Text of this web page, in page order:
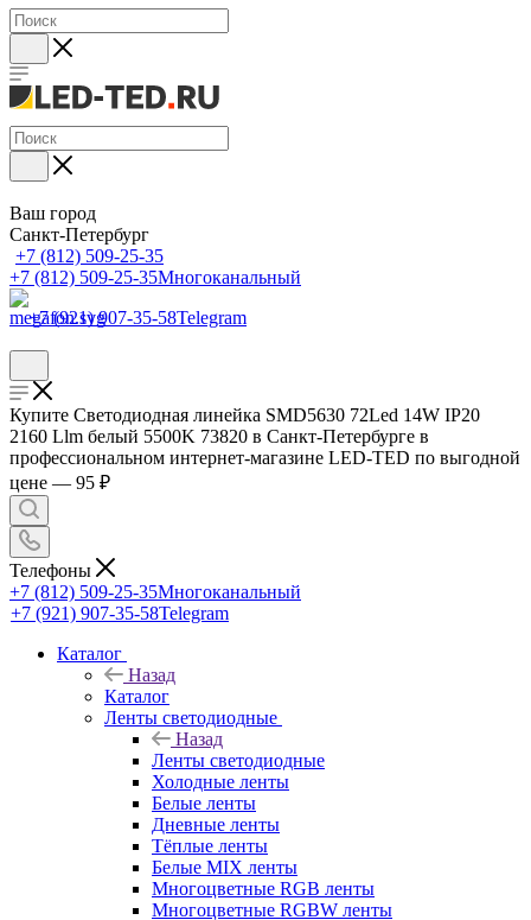
Ваш город
Санкт-Петербург
+7 (812) 509-25-35
+7 (812) 509-25-35Многоканальный
+7 (921) 907-35-58Telegram
Купите Светодиодная линейка SMD5630 72Led 14W IP20
2160 Llm белый 5500K 73820 в Санкт-Петербурге в
профессиональном интернет-магазине LED-TED по выгодной
цене — 95 ₽
Телефоны
+7 (812) 509-25-35Многоканальный
+7 (921) 907-35-58Telegram
Каталог
Назад
Каталог
Ленты светодиодные
Назад
Ленты светодиодные
Холодные ленты
Белые ленты
Дневные ленты
Тёплые ленты
Белые MIX ленты
Многоцветные RGB ленты
Многоцветные RGBW ленты